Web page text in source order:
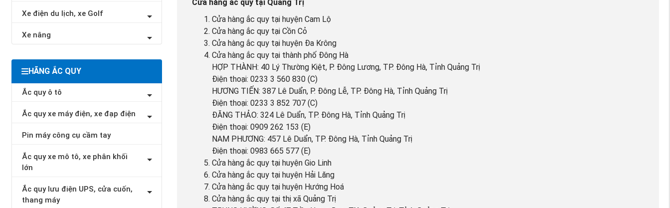
Xe điện du lịch, xe Golf
Xe nâng
HÃNG ẮC QUY
Ắc quy ô tô
Ắc quy xe máy điện, xe đạp điện
Pin máy công cụ cầm tay
Ắc quy xe mô tô, xe phân khối
lớn
Ắc quy lưu điện UPS, cửa cuốn,
thang máy
Cửa hàng ắc quy tại Quảng Trị
Cửa hàng ắc quy tại huyện Cam Lộ
Cửa hàng ắc quy tại Cồn Cỏ
Cửa hàng ắc quy tại huyện Đa Krông
Cửa hàng ắc quy tại thành phố Đông Hà
HỢP THÀNH: 40 Lý Thường Kiệt, P. Đông Lương, TP. Đông Hà, Tỉnh Quảng Trị
Điện thoại: 0233 3 560 830 (C)
HƯƠNG TIẾN: 387 Lê Duẩn, P. Đông Lễ, TP. Đông Hà, Tỉnh Quảng Trị
Điện thoại: 0233 3 852 707 (C)
ĐĂNG THẢO: 324 Lê Duẩn, TP. Đông Hà, Tỉnh Quảng Trị
Điện thoại: 0909 262 153 (E)
NAM PHƯƠNG: 457 Lê Duẩn, TP. Đông Hà, Tỉnh Quảng Trị
Điện thoại: 0983 665 577 (E)
Cửa hàng ắc quy tại huyện Gio Linh
Cửa hàng ắc quy tại huyện Hải Lăng
Cửa hàng ắc quy tại huyện Hướng Hoá
Cửa hàng ắc quy tại thị xã Quảng Trị